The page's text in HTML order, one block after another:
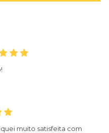
muito satisfeita com